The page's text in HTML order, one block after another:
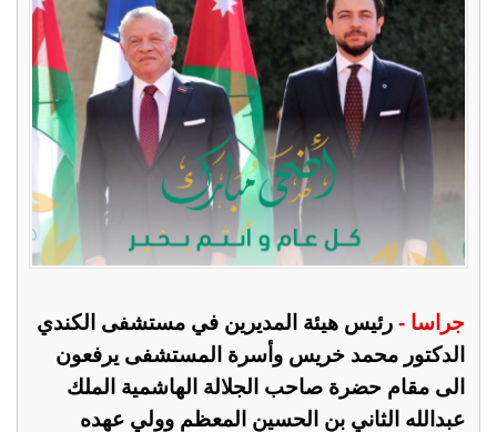
جراسا - رئيس هيئة المديرين في مستشفى الكندي
الدكتور محمد خريس وأسرة المستشفى يرفعون
الى مقام حضرة صاحب الجلالة الهاشمية الملك
عبدالله الثاني بن الحسين المعظم وولي عهده